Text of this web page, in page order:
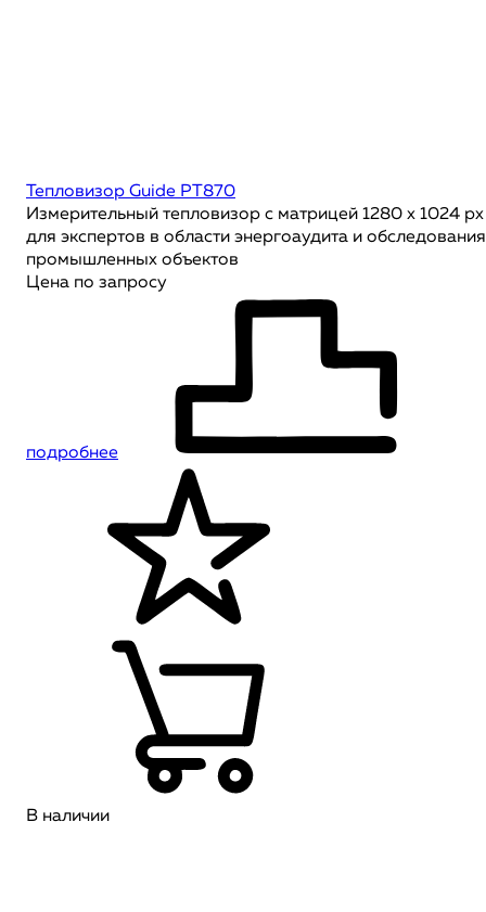
Тепловизор Guide PT870
Измерительный тепловизор с матрицей 1280 x 1024 px
для экспертов в области энергоаудита и обследования
промышленных объектов
Цена по запросу
подробнее
В наличии